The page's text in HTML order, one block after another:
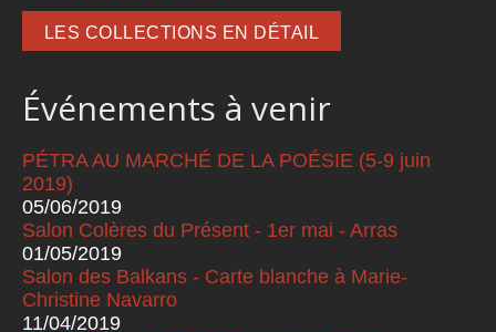
LES COLLECTIONS EN DÉTAIL
Événements à venir
PÉTRA AU MARCHÉ DE LA POÉSIE (5-9 juin
2019)
05/06/2019
Salon Colères du Présent - 1er mai - Arras
01/05/2019
Salon des Balkans - Carte blanche à Marie-
Christine Navarro
11/04/2019